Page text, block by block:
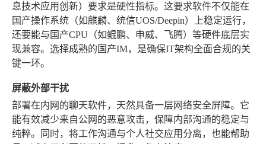
息技术应用创新）要求是硬性指标。这要求软件不仅能在
国产操作系统（如麒麟、统信UOS/Deepin）上稳定运行，
还要能与国产CPU（如鲲鹏、申威、飞腾）等硬件底层实
现兼容。选择成熟的国产IM，是确保IT架构全面合规的关
键一环。
屏蔽外部干扰
部署在内网的聊天软件，天然具备一层网络安全屏障。它
能有效减少来自公网的恶意攻击，保障内部沟通的稳定与
纯粹。同时，将工作沟通与个人社交应用分离，也能帮助